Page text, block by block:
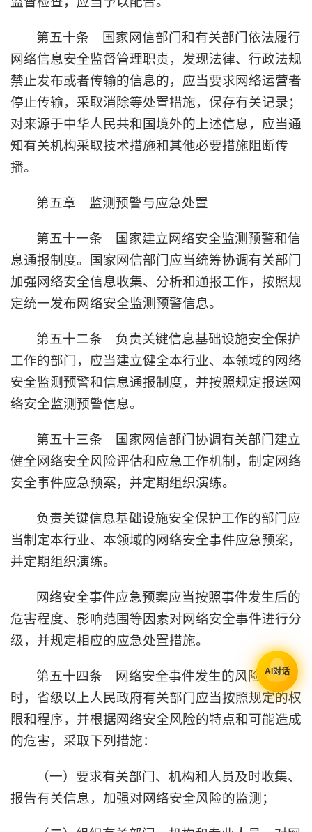
第五十条 国家网信部门和有关部门依法履行
网络信息安全监督管理职责，发现法律、行政法规
禁止发布或者传输的信息的，应当要求网络运营者
停止传输，采取消除等处置措施，保存有关记录；
对来源于中华人民共和国境外的上述信息，应当通
知有关机构采取技术措施和其他必要措施阻断传
播。
第五章 监测预警与应急处置
第五十一条 国家建立网络安全监测预警和信
息通报制度。国家网信部门应当统筹协调有关部门
加强网络安全信息收集、分析和通报工作，按照规
定统一发布网络安全监测预警信息。
第五十二条 负责关键信息基础设施安全保护
工作的部门，应当建立健全本行业、本领域的网络
安全监测预警和信息通报制度，并按照规定报送网
络安全监测预警信息。
第五十三条 国家网信部门协调有关部门建立
健全网络安全风险评估和应急工作机制，制定网络
安全事件应急预案，并定期组织演练。
负责关键信息基础设施安全保护工作的部门应
当制定本行业、本领域的网络安全事件应急预案，
并定期组织演练。
网络安全事件应急预案应当按照事件发生后的
危害程度、影响范围等因素对网络安全事件进行分
级，并规定相应的应急处置措施。
第五十四条 网络安全事件发生的风险增大
时，省级以上人民政府有关部门应当按照规定的权
限和程序，并根据网络安全风险的特点和可能造成
的危害，采取下列措施：
（一）要求有关部门、机构和人员及时收集、
报告有关信息，加强对网络安全风险的监测；
AI对话